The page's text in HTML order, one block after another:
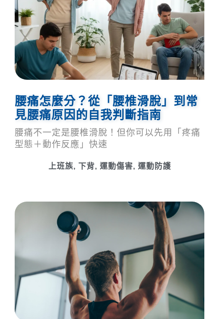
腰痛怎麼分？從「腰椎滑脫」到常
見腰痛原因的自我判斷指南
腰痛不一定是腰椎滑脫！但你可以先用「疼痛
型態＋動作反應」快速
上班族, 下背, 運動傷害, 運動防護